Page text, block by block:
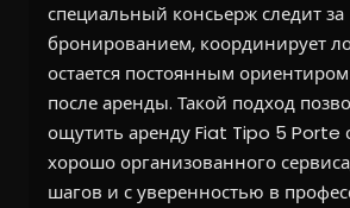
специальный консьерж следит за
бронированием, координирует
остается постоянным
после аренды. Такой подход
ощутить аренду Fiat Tipo 5 Porte
хорошо организованного
шагов и с уверенностью в